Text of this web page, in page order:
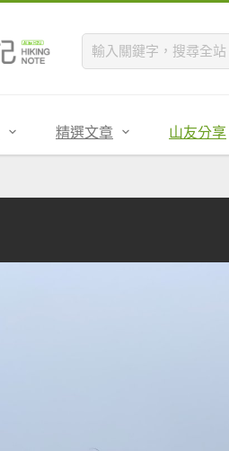
精選文章 山友分享